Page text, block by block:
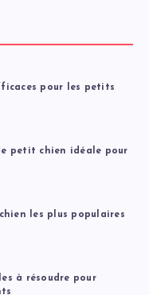
pour les petits
petit chien idéale pour
les plus populaires
à résoudre pour